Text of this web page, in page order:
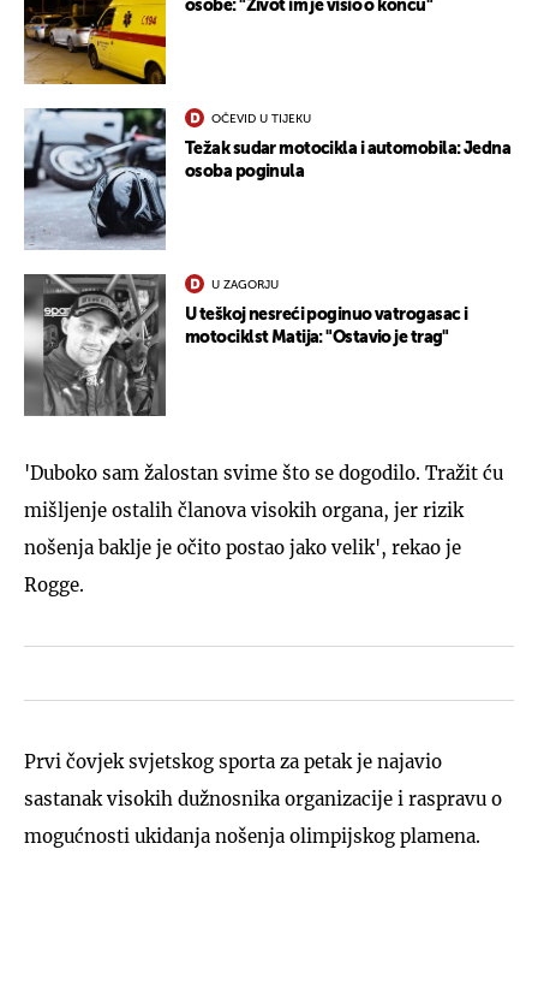
osobe: "Život im je visio o koncu"
OČEVID U TIJEKU
Težak sudar motocikla i automobila: Jedna
osoba poginula
U ZAGORJU
U teškoj nesreći poginuo vatrogasac i
motociklst Matija: "Ostavio je trag"
'Duboko sam žalostan svime što se dogodilo. Tražit ću
mišljenje ostalih članova visokih organa, jer rizik
nošenja baklje je očito postao jako velik', rekao je
Rogge.
Prvi čovjek svjetskog sporta za petak je najavio
sastanak visokih dužnosnika organizacije i raspravu o
mogućnosti ukidanja nošenja olimpijskog plamena.